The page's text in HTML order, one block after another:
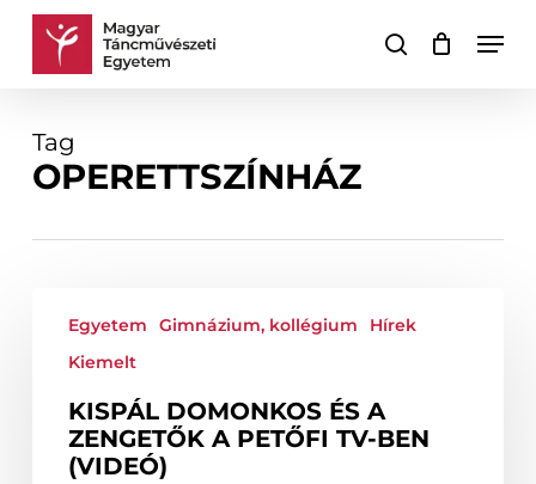
Skip
keresés
Kosár Kosár
Tag
OPERETTSZÍNHÁZ
Domonkos
Zengetők
Petőfi
Egyetem Gimnázium, kollégium
Hírek
Kiemelt
KISPÁL DOMONKOS ÉS A
ZENGETŐK A PETŐFI TV-BEN
(VIDEÓ)